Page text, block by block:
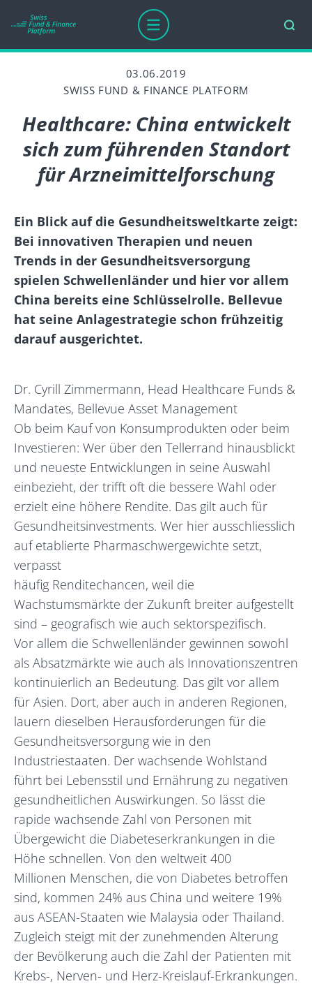
03.06.2019
SWISS FUND & FINANCE PLATFORM
Healthcare: China entwickelt
sich zum führenden Standort
für Arzneimittelforschung
Ein Blick auf die Gesundheitsweltkarte zeigt:
Bei innovativen Therapien und neuen
Trends in der Gesundheitsversorgung
spielen Schwellenländer und hier vor allem
China bereits eine Schlüsselrolle. Bellevue
hat seine Anlagestrategie schon frühzeitig
darauf ausgerichtet.
Dr. Cyrill Zimmermann, Head Healthcare Funds &
Mandates, Bellevue Asset Management
Ob beim Kauf von Konsumprodukten oder beim
Investieren: Wer über den Tellerrand hinausblickt
und neueste Entwicklungen in seine Auswahl
einbezieht, der trifft oft die bessere Wahl oder
erzielt eine höhere Rendite. Das gilt auch für
Gesundheitsinvestments. Wer hier ausschliesslich
auf etablierte Pharmaschwergewichte setzt,
verpasst
häufig Renditechancen, weil die
Wachstumsmärkte der Zukunft breiter aufgestellt
sind – geografisch wie auch sektorspezifisch.
Vor allem die Schwellenländer gewinnen sowohl
als Absatzmärkte wie auch als Innovationszentren
kontinuierlich an Bedeutung. Das gilt vor allem
für Asien. Dort, aber auch in anderen Regionen,
lauern dieselben Herausforderungen für die
Gesundheitsversorgung wie in den
Industriestaaten. Der wachsende Wohlstand
führt bei Lebensstil und Ernährung zu negativen
gesundheitlichen Auswirkungen. So lässt die
rapide wachsende Zahl von Personen mit
Übergewicht die Diabeteserkrankungen in die
Höhe schnellen. Von den weltweit 400
Millionen Menschen, die von Diabetes betroffen
sind, kommen 24% aus China und weitere 19%
aus ASEAN-Staaten wie Malaysia oder Thailand.
Zugleich steigt mit der zunehmenden Alterung
der Bevölkerung auch die Zahl der Patienten mit
Krebs-, Nerven- und Herz-Kreislauf-Erkrankungen.